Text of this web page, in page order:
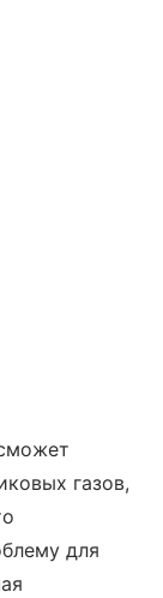
газов,
для